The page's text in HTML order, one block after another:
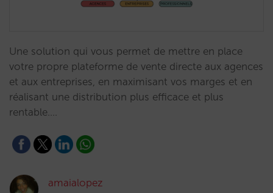
Une solution qui vous permet de mettre en place
votre propre plateforme de vente directe aux agences
et aux entreprises, en maximisant vos marges et en
réalisant une distribution plus efficace et plus
rentable.…
amaialopez